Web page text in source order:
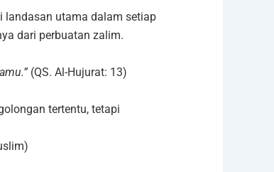
landasan utama dalam setiap
dari perbuatan zalim.
(QS. Al-Hujurat: 13)
tertentu, tetapi